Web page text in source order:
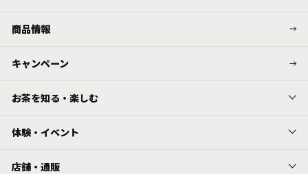
商品情報
キャンペーン
お茶を知る・楽しむ
体験・イベント
店舗・通販